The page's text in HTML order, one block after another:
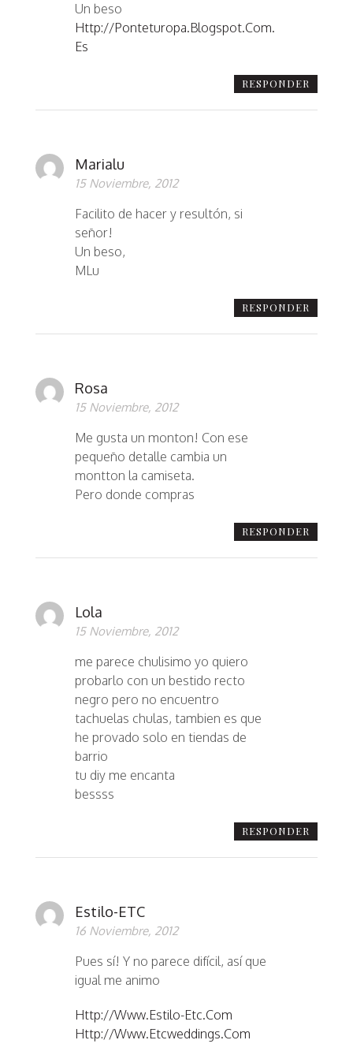
Un beso
Http://ponteturopa.blogspot.com.
Es
RESPONDER
Marialu
15 Noviembre, 2012
Facilito de hacer y resultón, si
señor!
Un beso,
MLu
RESPONDER
Rosa
15 Noviembre, 2012
Me gusta un monton! Con ese
pequeño detalle cambia un
montton la camiseta.
Pero donde compras
RESPONDER
Lola
15 Noviembre, 2012
me parece chulisimo yo quiero
probarlo con un bestido recto
negro pero no encuentro
tachuelas chulas, tambien es que
he provado solo en tiendas de
barrio
tu diy me encanta
bessss
RESPONDER
Estilo-ETC
16 Noviembre, 2012
Pues sí! Y no parece difícil, así que
igual me animo
Http://www.estilo-Etc.com
Http://www.etcweddings.com